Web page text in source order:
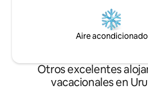
Aire acondicionado
Otros excelentes
vacacionales en